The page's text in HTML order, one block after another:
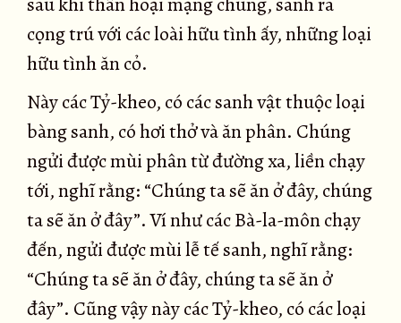
cọng trú với các loài hữu tình ấy, những loại
hữu tình ăn cỏ.
Này các Tỷ-kheo, có các sanh vật thuộc loại
bàng sanh, có hơi thở và ăn phân. Chúng
ngửi được mùi phân từ đường xa, liền chạy
tới, nghĩ rằng: “Chúng ta sẽ ăn ở đây, chúng
ta sẽ ăn ở đây”. Ví như các Bà-la-môn chạy
đến, ngửi được mùi lễ tế sanh, nghĩ rằng:
“Chúng ta sẽ ăn ở đây, chúng ta sẽ ăn ở
đây”. Cũng vậy này các Tỷ-kheo, có các loại